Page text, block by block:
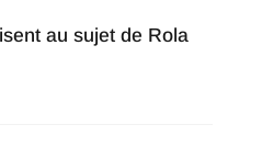
au sujet de Rola